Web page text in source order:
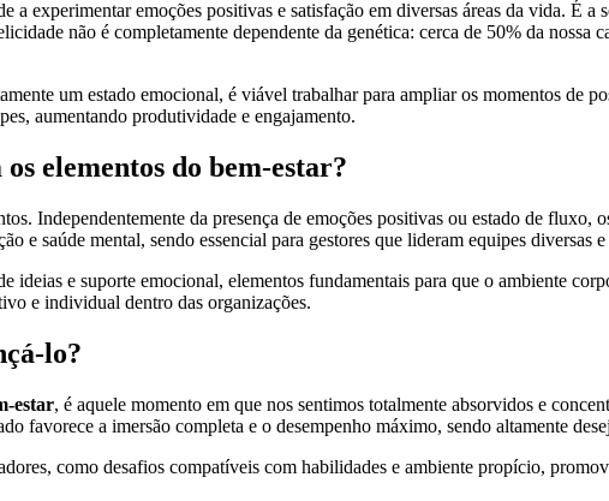
a experimentar emoções positivas e satisfação em diversas áreas da vida. É
não é completamente dependente da genética: cerca de 50% da nossa
um estado emocional, é viável trabalhar para ampliar os momentos de
aumentando produtividade e engajamento.
elementos do bem-estar?
Independentemente da presença de emoções positivas ou estado de fluxo,
e saúde mental, sendo essencial para gestores que lideram equipes
ideias e suporte emocional, elementos fundamentais para que o ambiente
e individual dentro das organizações.
lo?
estar, é aquele momento em que nos sentimos totalmente absorvidos e
favorece a imersão completa e o desempenho máximo, sendo altamente
como desafios compatíveis com habilidades e ambiente propício,